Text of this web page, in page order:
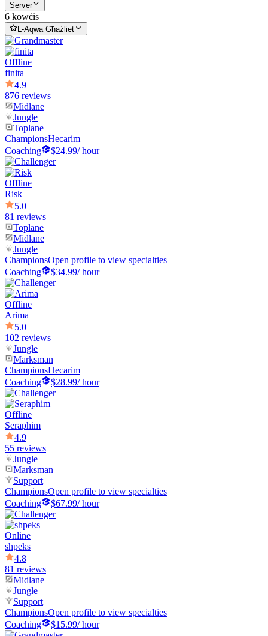
Server
6 kowċis
L-Aqwa Għażliet
Offline
finita
4.9
876 reviews
Midlane
Jungle
Toplane
ChampionsHecarim
Coaching
$24.99/ hour
Offline
Risk
5.0
81 reviews
Toplane
Midlane
Jungle
ChampionsOpen profile to view specialties
Coaching
$34.99/ hour
Offline
Arima
5.0
102 reviews
Jungle
Marksman
ChampionsHecarim
Coaching
$28.99/ hour
Offline
Seraphim
4.9
55 reviews
Jungle
Marksman
Support
ChampionsOpen profile to view specialties
Coaching
$67.99/ hour
Online
shpeks
4.8
81 reviews
Midlane
Jungle
Support
ChampionsOpen profile to view specialties
Coaching
$15.99/ hour